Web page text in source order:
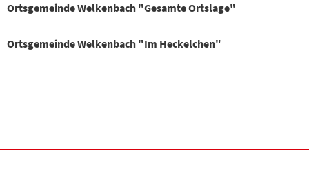
Ortsgemeinde Welkenbach "Gesamte Ortslage"
Ortsgemeinde Welkenbach "Im Heckelchen"